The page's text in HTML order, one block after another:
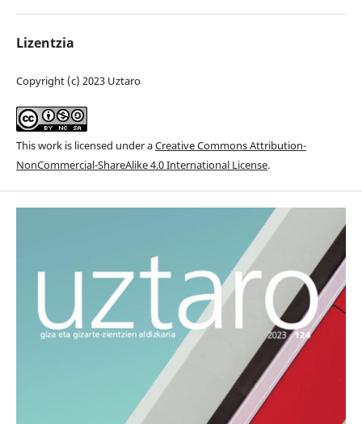
Lizentzia
Copyright (c) 2023 Uztaro
This work is licensed under aCreative Commons Attribution-
NonCommercial-ShareAlike 4.0 International License.